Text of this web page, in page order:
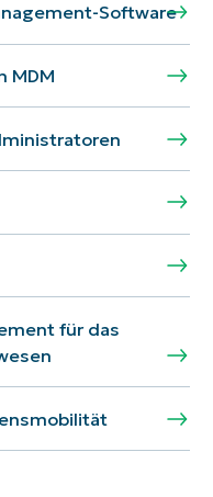
Software
MDM
für das